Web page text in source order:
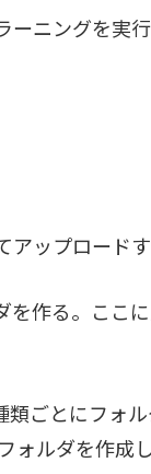
ーニングを実
ップロードす
作る。ここ
ごとにフォ
ルダを作成